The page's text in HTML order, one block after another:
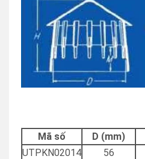
Mã số D (mm)
UTPKN02014
56